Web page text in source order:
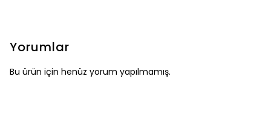
Yorumlar
Bu ürün için henüz yorum yapılmamış.